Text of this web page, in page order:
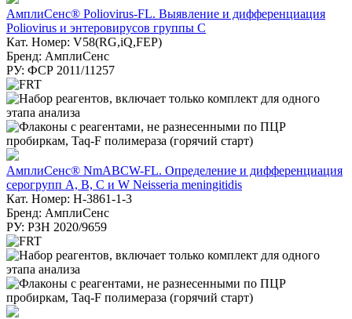
АмплиСенс® Poliovirus-FL. Выявление и дифференциация
Poliovirus и энтеровирусов группы C
Кат. Номер: V58(RG,iQ,FEP)
Бренд: АмплиСенс
РУ: ФСР 2011/11257
АмплиСенс® NmABCW-FL. Определение и дифференциация
серогрупп A, B, C и W Neisseria meningitidis
Кат. Номер: H-3861-1-3
Бренд: АмплиСенс
РУ: РЗН 2020/9659